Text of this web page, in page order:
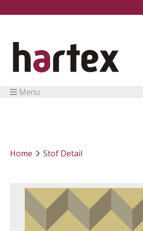
Menu
Home Stof Detail